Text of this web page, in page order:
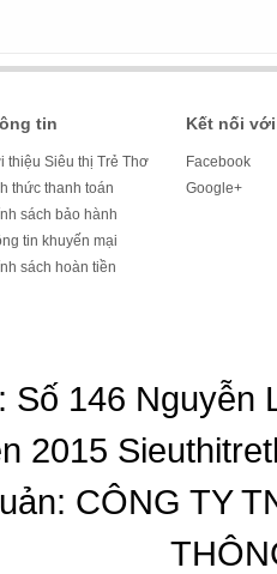
tin
thiệu Siêu thị Trẻ Thơ
thức thanh toán
sách bảo hành
tin khuyến mại
sách hoàn tiền
Kết nối
Facebook
Google+
Số 146 Nguyễn
2015
CÔNG TY